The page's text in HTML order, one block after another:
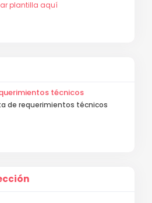
plantilla aquí
técnicos
de requerimientos técnicos